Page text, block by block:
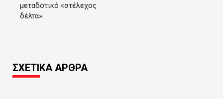
μεταδοτικό «στέλεχος
δέλτα»
ΣΧΕΤΙΚΑ ΑΡΘΡΑ